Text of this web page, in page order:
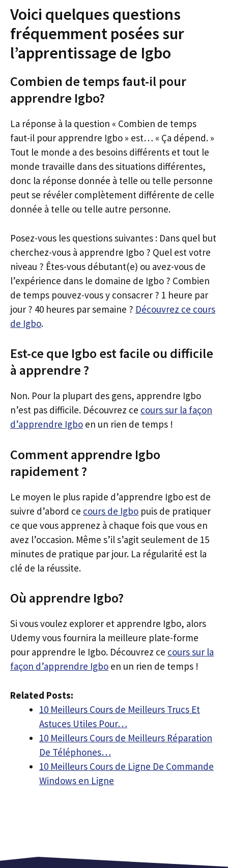
Voici quelques questions
fréquemment posées sur
l’apprentissage de Igbo
Combien de temps faut-il pour
apprendre Igbo?
La réponse à la question « Combien de temps
faut-il pour apprendre Igbo » est… « Ça dépend. »
Tout le monde a des besoins différents et tout le
monde travaille dans des situations différentes,
donc la réponse donnée à telle ou telle personne
peut se révéler complètement différente de celle
donnée à telle ou telle autre personne.
Posez-vous les questions suivantes : Dans quel but
cherchez-vous à apprendre Igbo ? Quel est votre
niveau ? Êtes-vous débutant(e) ou avez-vous de
l’expérience dans le domaine de Igbo ? Combien
de temps pouvez-vous y consacrer ? 1 heure par
jour ? 40 heures par semaine ? Découvrez ce cours
de Igbo.
Est-ce que Igbo est facile ou difficile
à apprendre ?
Non. Pour la plupart des gens, apprendre Igbo
n’est pas difficile. Découvrez ce cours sur la façon
d’apprendre Igbo en un rien de temps !
Comment apprendre Igbo
rapidement ?
Le moyen le plus rapide d’apprendre Igbo est de
suivre d’abord ce cours de Igbo puis de pratiquer
ce que vous apprenez à chaque fois que vous en
avez l’occasion. Même s’il s’agit seulement de 15
minutes de pratique par jour. La régularité est la
clé de la réussite.
Où apprendre Igbo?
Si vous voulez explorer et apprendre Igbo, alors
Udemy vous fournira la meilleure plate-forme
pour apprendre le Igbo. Découvrez ce cours sur la
façon d’apprendre Igbo en un rien de temps !
Related Posts:
10 Meilleurs Cours de Meilleurs Trucs Et
Astuces Utiles Pour…
10 Meilleurs Cours de Meilleurs Réparation
De Téléphones…
10 Meilleurs Cours de Ligne De Commande
Windows en Ligne